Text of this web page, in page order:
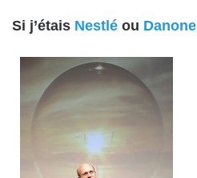
Si j’étais Nestlé ou Danone